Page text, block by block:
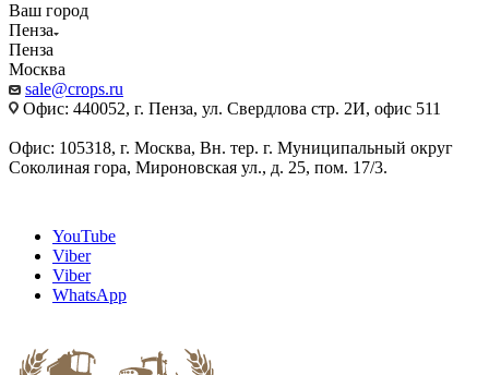
Ваш город
Пенза
Пенза
Москва
sale@crops.ru
Офис: 440052, г. Пенза, ул. Свердлова стр. 2И, офис 511
Офис: 105318, г. Москва, Вн. тер. г. Муниципальный округ
Соколиная гора, Мироновская ул., д. 25, пом. 17/3.
YouTube
Viber
Viber
WhatsApp